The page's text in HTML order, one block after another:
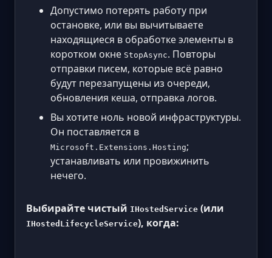
Допустимо потерять работу при
остановке, или вы вычитываете
находящиеся в обработке элементы в
коротком окне StopAsync. Повторы
отправки писем, которые всё равно
будут перезапущены из очереди,
обновления кеша, отправка логов.
Вы хотите ноль новой инфраструктуры.
Он поставляется в
Microsoft.Extensions.Hosting;
устанавливать или провижинить
нечего.
Выбирайте чистый IHostedService (или
IHostedLifecycleService), когда: